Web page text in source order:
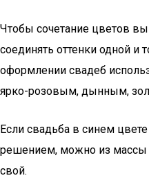
Чтобы сочетание цветов
соединять оттенки одной
оформлении свадеб
ярко-розовым, дынным,
Если свадьба в синем
решением, можно из массы
свой.